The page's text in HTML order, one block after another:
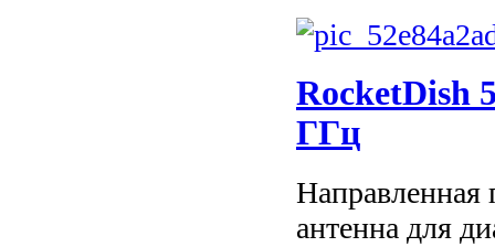
RocketDish
ГГц
антенна для